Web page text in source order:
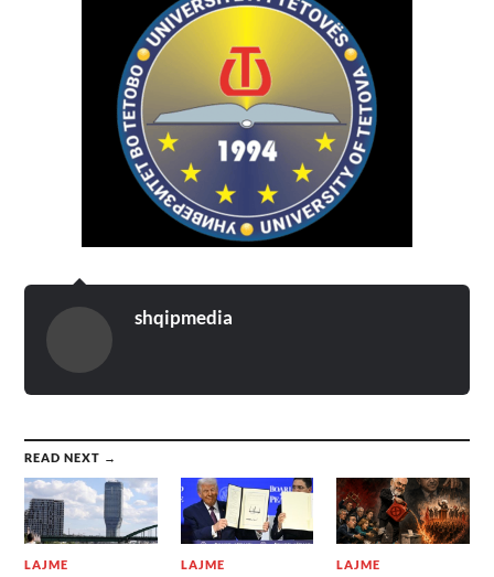
shqipmedia
READ NEXT →
LAJME LAJME LAJME